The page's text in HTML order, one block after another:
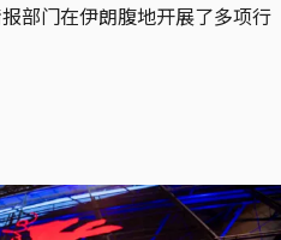
部门在伊朗腹地开展了多项行